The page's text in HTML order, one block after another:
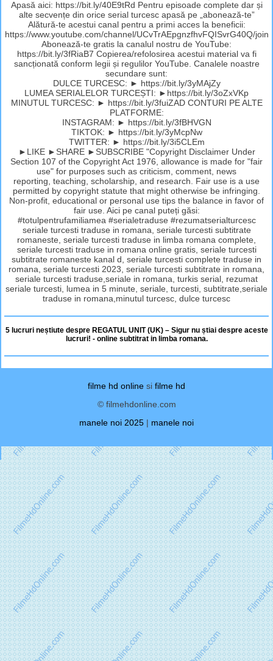
Apasă aici: https://bit.ly/40E9tRd Pentru episoade complete dar și
alte secvențe din orice serial turcesc apasă pe „abonează-te”
Alătură-te acestui canal pentru a primi acces la beneficii:
https://www.youtube.com/channel/UCvTrAEpgnzfhvFQISvrG40Q/join
Abonează-te gratis la canalul nostru de YouTube:
https://bit.ly/3fRiaB7 Copierea/refolosirea acestui material va fi
sancționată conform legii și regulilor YouTube. Canalele noastre
secundare sunt:
DULCE TURCESC: ► https://bit.ly/3yMAjZy
LUMEA SERIALELOR TURCEȘTI: ►https://bit.ly/3oZxVKp
MINUTUL TURCESC: ► https://bit.ly/3fuiZAD CONTURI PE ALTE
PLATFORME:
INSTAGRAM: ► https://bit.ly/3fBHVGN
TIKTOK: ► https://bit.ly/3yMcpNw
TWITTER: ► https://bit.ly/3i5CLEm
►LIKE ►SHARE ►SUBSCRIBE "Copyright Disclaimer Under
Section 107 of the Copyright Act 1976, allowance is made for "fair
use" for purposes such as criticism, comment, news
reporting, teaching, scholarship, and research. Fair use is a use
permitted by copyright statute that might otherwise be infringing.
Non-profit, educational or personal use tips the balance in favor of
fair use. Aici pe canal puteți găsi:
#totulpentrufamiliamea #serialetraduse #rezumatserialturcesc
seriale turcesti traduse in romana, seriale turcesti subtitrate
romaneste, seriale turcesti traduse in limba romana complete,
seriale turcesti traduse in romana online gratis, seriale turcesti
subtitrate romaneste kanal d, seriale turcesti complete traduse in
romana, seriale turcesti 2023, seriale turcesti subtitrate in romana,
seriale turcesti traduse,seriale in romana, turkis serial, rezumat
seriale turcesti, lumea in 5 minute, seriale, turcesti, subtitrate,seriale
traduse in romana,minutul turcesc, dulce turcesc
5 lucruri neștiute despre REGATUL UNIT (UK) – Sigur nu știai despre aceste
lucruri! - online subtitrat in limba romana.
filme hd online si filme hd
© filmehdonline.com
manele noi 2025 | manele noi